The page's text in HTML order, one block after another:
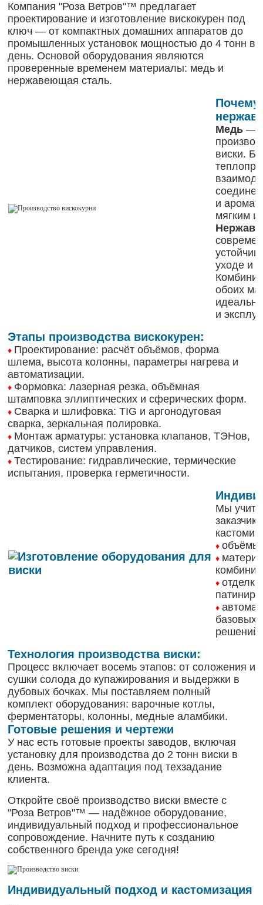
Компания "Роза Ветров"™ предлагает
проектирование и изготовление вискокурен под
ключ — от компактных домашних аппаратов до
промышленных установок мощностью до 4 тонн в
день. Основой оборудования являются
проверенные временем материалы: медь и
нержавеющая сталь.
Почему
Медь —
виски.
и аромат
мягким и
уходе и
обоих
и
Этапы производства вискокурен:
♦ Проектирование: расчёт объёмов, форма
шлема, высота колонны, параметры нагрева и
автоматизации.
♦ Формовка: лазерная резка, объёмная
штамповка эллиптических и сферических форм.
♦ Сварка и шлифовка: TIG и аргонодуговая
сварка, зеркальная полировка.
♦ Монтаж арматуры: установка клапанов, ТЭНов,
датчиков, систем управления.
♦ Тестирование: гидравлические, термические
испытания, проверка герметичности.
Мы
♦ объёмы
♦
♦
♦
базовых
решений.
Технология производства виски:
Процесс включает восемь этапов: от соложения и
сушки солода до купажирования и выдержки в
дубовых бочках. Мы поставляем полный
комплект оборудования: варочные котлы,
ферментаторы, колонны, медные аламбики.
Готовые решения и чертежи
У нас есть готовые проекты заводов, включая
установку для производства до 2 тонн виски в
день. Возможна адаптация под техзадание
клиента.
Откройте своё производство виски вместе с
"Роза Ветров"™ — надёжное оборудование,
индивидуальный подход и профессиональное
сопровождение. Начните путь к созданию
собственного бренда уже сегодня!
Индивидуальный подход и кастомизация